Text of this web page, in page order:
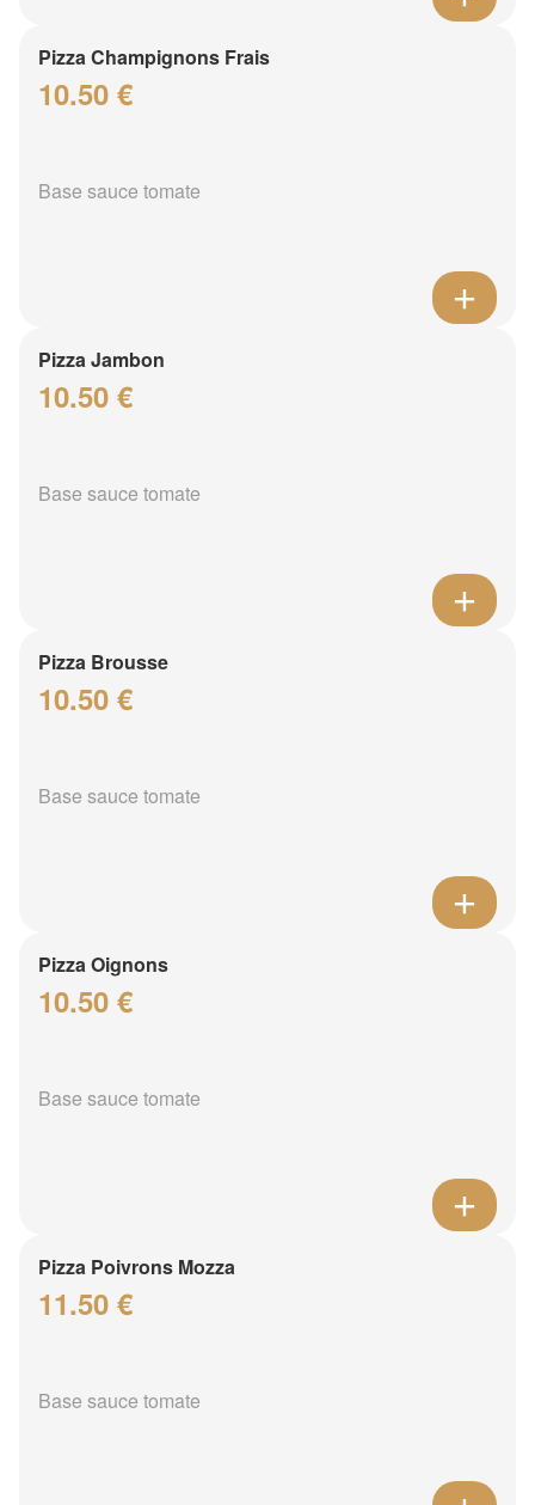
Pizza Champignons Frais
10.50 €
Base sauce tomate
Pizza Jambon
10.50 €
Base sauce tomate
Pizza Brousse
10.50 €
Base sauce tomate
Pizza Oignons
10.50 €
Base sauce tomate
Pizza Poivrons Mozza
11.50 €
Base sauce tomate